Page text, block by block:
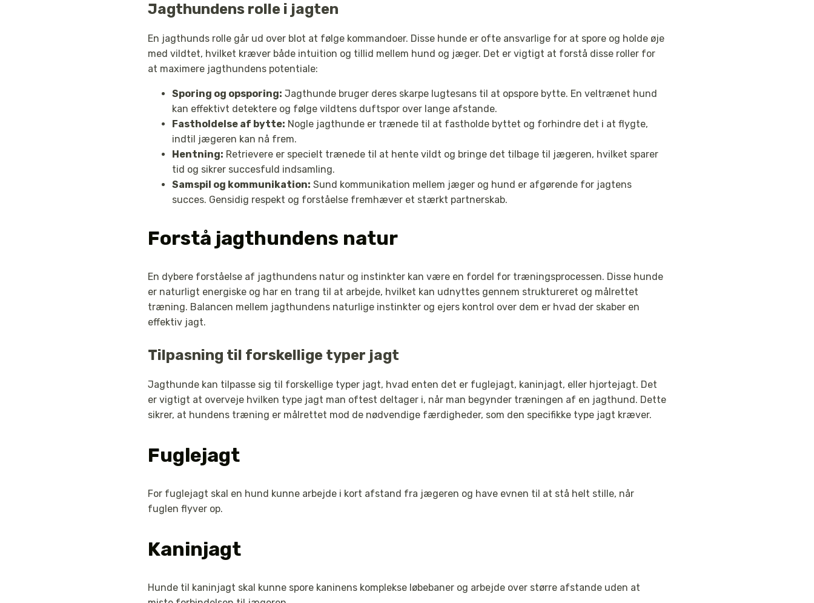
Jagthundens rolle i jagten
En jagthunds rolle går ud over blot at følge kommandoer. Disse hunde er ofte ansvarlige for at spore og holde øje
med vildtet, hvilket kræver både intuition og tillid mellem hund og jæger. Det er vigtigt at forstå disse roller for
at maximere jagthundens potentiale:
Sporing og opsporing: Jagthunde bruger deres skarpe lugtesans til at opspore bytte. En veltrænet hund
kan effektivt detektere og følge vildtens duftspor over lange afstande.
Fastholdelse af bytte: Nogle jagthunde er trænede til at fastholde byttet og forhindre det i at flygte,
indtil jægeren kan nå frem.
Hentning: Retrievere er specielt trænede til at hente vildt og bringe det tilbage til jægeren, hvilket sparer
tid og sikrer succesfuld indsamling.
Samspil og kommunikation: Sund kommunikation mellem jæger og hund er afgørende for jagtens
succes. Gensidig respekt og forståelse fremhæver et stærkt partnerskab.
Forstå jagthundens natur
En dybere forståelse af jagthundens natur og instinkter kan være en fordel for træningsprocessen. Disse hunde
er naturligt energiske og har en trang til at arbejde, hvilket kan udnyttes gennem struktureret og målrettet
træning. Balancen mellem jagthundens naturlige instinkter og ejers kontrol over dem er hvad der skaber en
effektiv jagt.
Tilpasning til forskellige typer jagt
Jagthunde kan tilpasse sig til forskellige typer jagt, hvad enten det er fuglejagt, kaninjagt, eller hjortejagt. Det
er vigtigt at overveje hvilken type jagt man oftest deltager i, når man begynder træningen af en jagthund. Dette
sikrer, at hundens træning er målrettet mod de nødvendige færdigheder, som den specifikke type jagt kræver.
Fuglejagt
For fuglejagt skal en hund kunne arbejde i kort afstand fra jægeren og have evnen til at stå helt stille, når
fuglen flyver op.
Kaninjagt
Hunde til kaninjagt skal kunne spore kaninens komplekse løbebaner og arbejde over større afstande uden at